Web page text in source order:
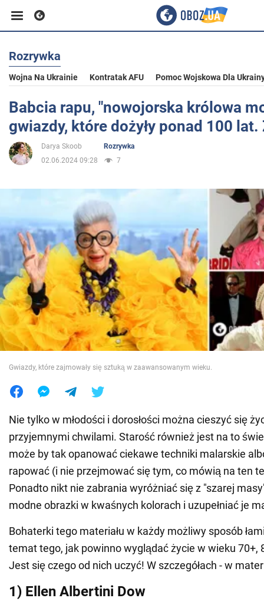
Biznes
Sport
Rozrywka
Polityka
Społeczeństwo
Wojna na Ukrainie
Świat
Jedzenie
Rozrywka
Wojna Na Ukrainie Kontratak AFU Pomoc Wojskowa Dla
Babcia rapu, "nowojorska królowa
gwiazdy, które dożyły ponad 100
Darya Skoob
Rozrywka
02.06.2024 09:28
7
Gwiazdy, które zajmowały się sztuką w zaawansowanym wieku.
Nie tylko w młodości i dorosłości można cieszyć się
przyjemnymi chwilami. Starość również jest na to
może by tak opanować ciekawe techniki malarskie
rapować (i nie przejmować się tym, co mówią na ten
Ponadto nikt nie zabrania wyróżniać się z "szarej
modne obrazki w kwaśnych kolorach i uzupełniać je
Bohaterki tego materiału w każdy możliwy sposób
temat tego, jak powinno wyglądać życie w wieku 70+,
Jest się czego od nich uczyć! W szczegółach - w
1) Ellen Albertini Dow